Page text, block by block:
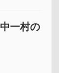
一村の